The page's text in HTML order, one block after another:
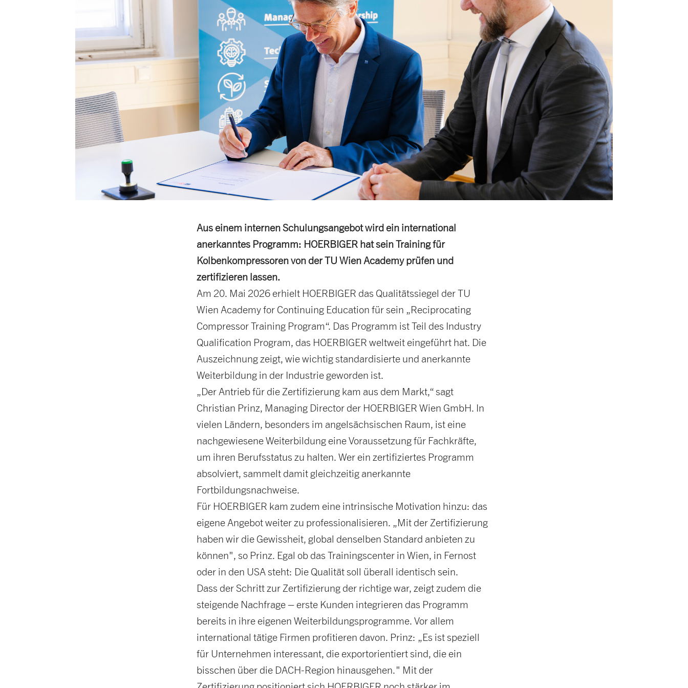
Aus einem internen Schulungsangebot wird ein international
anerkanntes Programm: HOERBIGER hat sein Training für
Kolbenkompressoren von der TU Wien Academy prüfen und
zertifizieren lassen.
Am 20. Mai 2026 erhielt HOERBIGER das Qualitätssiegel der TU
Wien Academy for Continuing Education für sein „Reciprocating
Compressor Training Program“. Das Programm ist Teil des Industry
Qualification Program, das HOERBIGER weltweit eingeführt hat. Die
Auszeichnung zeigt, wie wichtig standardisierte und anerkannte
Weiterbildung in der Industrie geworden ist.
„Der Antrieb für die Zertifizierung kam aus dem Markt,“ sagt
Christian Prinz, Managing Director der HOERBIGER Wien GmbH. In
vielen Ländern, besonders im angelsächsischen Raum, ist eine
nachgewiesene Weiterbildung eine Voraussetzung für Fachkräfte,
um ihren Berufsstatus zu halten. Wer ein zertifiziertes Programm
absolviert, sammelt damit gleichzeitig anerkannte
Fortbildungsnachweise.
Für HOERBIGER kam zudem eine intrinsische Motivation hinzu: das
eigene Angebot weiter zu professionalisieren. „Mit der Zertifizierung
haben wir die Gewissheit, global denselben Standard anbieten zu
können", so Prinz. Egal ob das Trainingscenter in Wien, in Fernost
oder in den USA steht: Die Qualität soll überall identisch sein.
Dass der Schritt zur Zertifizierung der richtige war, zeigt zudem die
steigende Nachfrage – erste Kunden integrieren das Programm
bereits in ihre eigenen Weiterbildungsprogramme. Vor allem
international tätige Firmen profitieren davon. Prinz: „Es ist speziell
für Unternehmen interessant, die exportorientiert sind, die ein
bisschen über die DACH-Region hinausgehen." Mit der